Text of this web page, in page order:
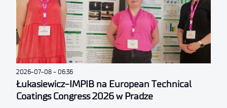
Łukasiewicz-IMPIB na European Technical
Coatings Congress 2026 w Pradze
2026-07-08 06:36